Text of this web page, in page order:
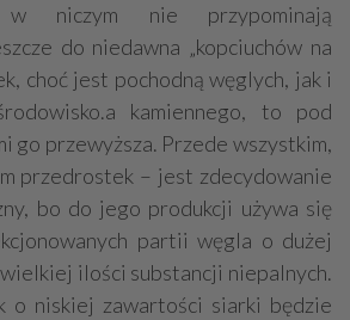
niczym nie przypominają
do niedawna „kopciuchów na
choć jest pochodną węglych, jak i
kamiennego, to pod
go przewyższa. Przede wszystkim,
przedrostek – jest zdecydowanie
bo do jego produkcji używa się
partii węgla o dużej
ilości substancji niepalnych.
o niskiej zawartości siarki będzie